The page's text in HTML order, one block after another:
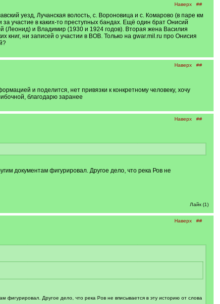
Наверх ##
уезд, Лучанская волость, с. Вороновица и с. Комарово (в паре км
участие в каких-то преступных бандах. Ещё один брат Онисий
(Леонид) и Владимир (1930 и 1924 годов). Вторая жена Василия
книг, ни записей о участии в ВОВ. Только на gwar.mil.ru про Онисия
Наверх ##
и поделится, нет привязки к конкретному человеку, хочу
благодарю заранее
Наверх ##
документам фигурировал. Другое дело, что река Ров не
Лайк (1)
Наверх ##
Другое дело, что река Ров не вписывается в эту историю от слова